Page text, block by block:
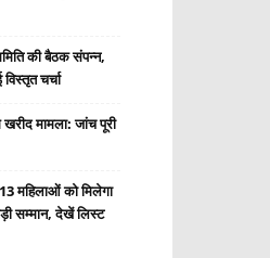
की बैठक संपन्न,
चर्चा
खरीद मामला: जांच पूरी
महिलाओं को मिलेगा
सम्मान, देखें लिस्ट